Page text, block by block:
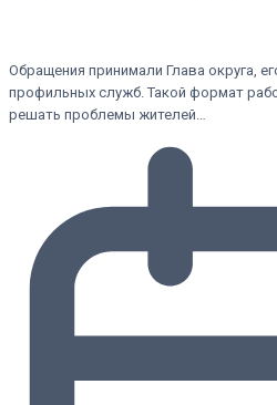
Обращения принимали Глава округа,
профильных служб. Такой формат
решать проблемы жителей…